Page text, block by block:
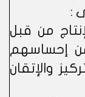
:
من قبل
من إحساسهم
والإتقان